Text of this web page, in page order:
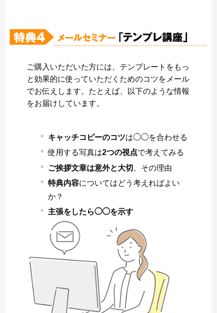
ご購入いただいた方には、テンプレートをもっ
と効果的に使っていただくためのコツをメール
でお伝えします。たとえば、以下のような情報
をお届けしています。
キャッチコピーのコツは◯◯を合わせる
使用する写真は2つの視点で考えてみる
ご挨拶文章は意外と大切
、その理由
特典内容についてはどう考えればよい
か？
主張をしたら◯◯を示す